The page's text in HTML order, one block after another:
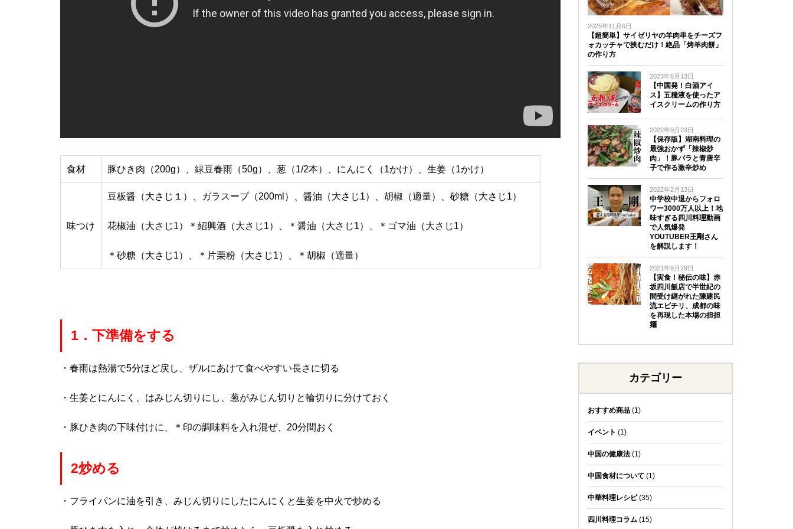
食材 豚ひき肉（200g）、緑豆春雨（50g）、葱（1/2本）、にんにく（1かけ）、生姜（1かけ）
味つけ
豆板醤（大さじ１）、ガラスープ（200ml）、醤油（大さじ1）、胡椒（適量）、砂糖（大さじ1）
花椒油（大さじ1）＊紹興酒（大さじ1）、＊醤油（大さじ1）、＊ゴマ油（大さじ1）
＊砂糖（大さじ1）、＊片栗粉（大さじ1）、＊胡椒（適量）
1．下準備をする
・春雨は熱湯で5分ほど戻し、ザルにあけて食べやすい長さに切る
・生姜とにんにく、はみじん切りにし、葱がみじん切りと輪切りに分けておく
・豚ひき肉の下味付けに、＊印の調味料を入れ混ぜ、20分間おく
2炒める
・フライパンに油を引き、みじん切りにしたにんにくと生姜を中火で炒める
2025年11月6日
【超簡単】サイゼリヤの羊肉串をチーズフ
ォカッチャで挟むだけ！絶品「烤羊肉餅」
の作り方
2023年6月13日
【中国発！白酒アイ
ス】五糧液を使ったア
イスクリームの作り方
2022年9月23日
【保存版】湖南料理の
最強おかず「辣椒炒
肉」！豚バラと青唐辛
子で作る激辛炒め
2022年2月13日
中学校中退からフォロ
ワー3000万人以上！地
味すぎる四川料理動画
で人気爆発
YOUTUBER王剛さん
を解説します！
2021年9月29日
【実食！秘伝の味】赤
坂四川飯店で半世紀の
間受け継がれた陳建民
流エビチリ、成都の味
を再現した本場の担担
麺
カテゴリー
おすすめ商品(1)
イベント (1)
中国の健康法(1)
中国食材について (1)
中華料理レシピ(35)
四川料理コラム(15)